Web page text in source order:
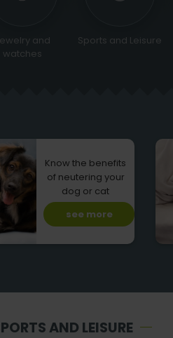
and
watches
Sports and Leisure
Know the benefits
of neutering your
dog or cat
see more
AND LEISURE